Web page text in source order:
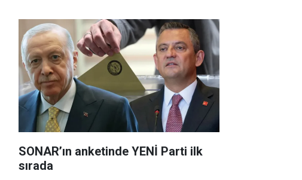
SONAR’ın anketinde YENİ Parti ilk
sırada